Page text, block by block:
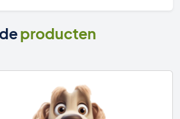
producten